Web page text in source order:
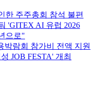
주주총회 참석 불편
'GITEX AI 유럽 2026
으로"
람회 참가비 전액 지원
JOB FESTA' 개최